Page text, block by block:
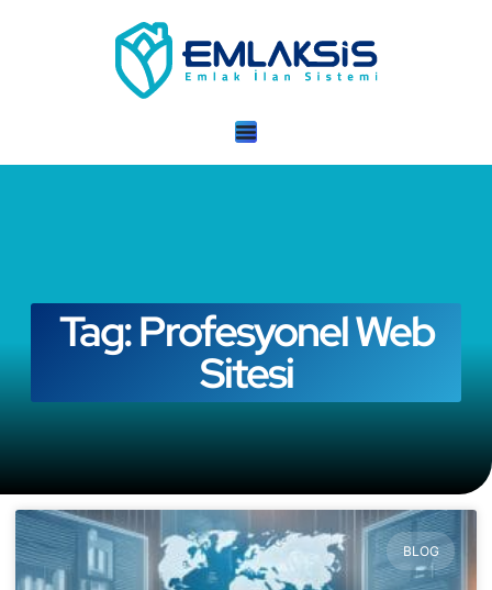
Tag: Profesyonel Web
Sitesi
BLOG